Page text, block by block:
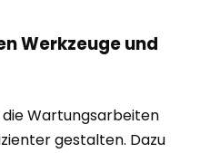
Werkzeuge und
Wartungsarbeiten
gestalten. Dazu